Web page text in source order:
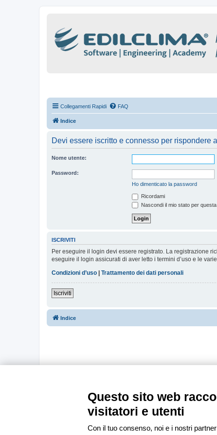
Collegamenti Rapidi FAQ
Indice
Devi essere iscritto e connesso per rispondere
Nome utente:
Password:
Ho dimenticato la password
Ricordami
Nascondi il mio stato per
ISCRIVITI
Per eseguire il login devi essere registrato. La registrazione
eseguire il login assicurati di aver letto i termini d’uso e le varie
Condizioni d’uso | Trattamento dei dati personali
Iscriviti
Indice
Questo sito web
visitatori e utenti
Con il tuo consenso, noi e i nostri